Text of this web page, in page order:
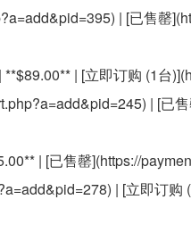
| [已售罄
| [立即订购 (1台
| [已
| [已售罄](https://
| [立即订购